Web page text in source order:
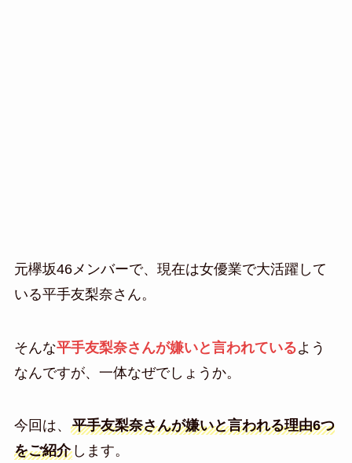
元欅坂46メンバーで、現在は女優業で大活躍して
いる平手友梨奈さん。
そんな平手友梨奈さんが嫌いと言われているよう
なんですが、一体なぜでしょうか。
今回は、 平手友梨奈さんが嫌いと言われる理由6つ
をご紹介します。